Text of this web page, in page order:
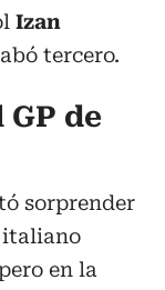
Izan
tercero.
de
sorprender
italiano
en la